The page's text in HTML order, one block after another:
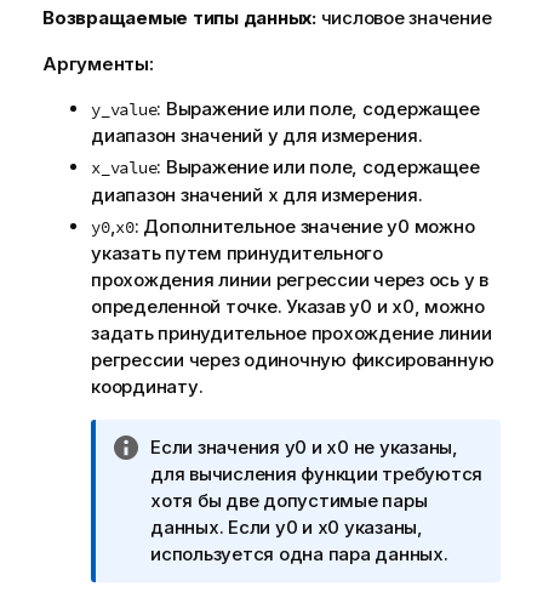
Возвращаемые типы данных: числовое значение
Аргументы:
y_value: Выражение или поле, содержащее
диапазон значений yдля измерения.
x_value: Выражение или поле, содержащее
диапазон значений x для измерения.
y0,x0: Дополнительное значениеy0 можно
указать путем принудительного
прохождения линии регрессии через ось y в
определенной точке. Указавy0 и x0, можно
задать принудительное прохождение линии
регрессии через одиночную фиксированную
координату.
П
р
и
м
е
Если значения y0 и x0 не указаны,
для вычисления функции требуются
хотя бы две допустимые пары
данных. Если y0 и x0 указаны,
используется одна пара данных.